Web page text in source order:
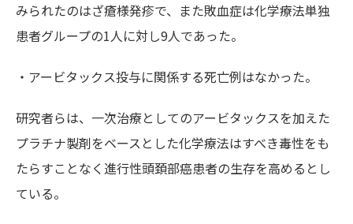
みられたのはざ瘡様発疹で、また敗血症は化学療法単独
患者グループの1人に対し9人であった。
・アービタックス投与に関係する死亡例はなかった。
研究者らは、一次治療としてのアービタックスを加えた
プラチナ製剤をベースとした化学療法はすべき毒性をも
たらすことなく進行性頭頚部癌患者の生存を高めるとし
ている。